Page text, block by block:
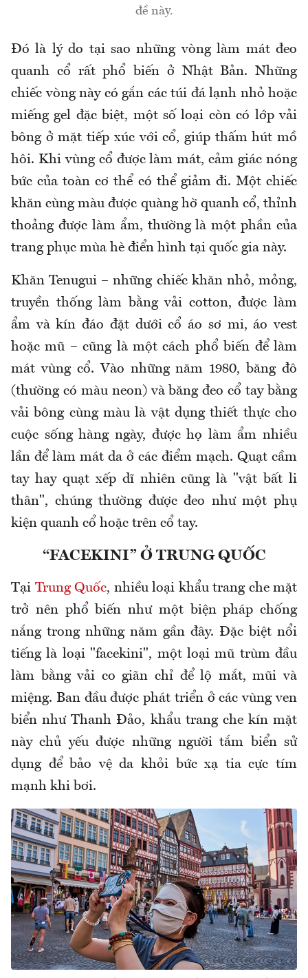
đề này.
Đó là lý do tại sao những vòng làm mát đeo
quanh cổ rất phổ biến ở Nhật Bản. Những
chiếc vòng này có gắn các túi đá lạnh nhỏ hoặc
miếng gel đặc biệt, một số loại còn có lớp vải
bông ở mặt tiếp xúc với cổ, giúp thấm hút mồ
hôi. Khi vùng cổ được làm mát, cảm giác nóng
bức của toàn cơ thể có thể giảm đi. Một chiếc
khăn cùng màu được quàng hờ quanh cổ, thỉnh
thoảng được làm ẩm, thường là một phần của
trang phục mùa hè điển hình tại quốc gia này.
Khăn Tenugui – những chiếc khăn nhỏ, mỏng,
truyền thống làm bằng vải cotton, được làm
ẩm và kín đáo đặt dưới cổ áo sơ mi, áo vest
hoặc mũ – cũng là một cách phổ biến để làm
mát vùng cổ. Vào những năm 1980, băng đô
(thường có màu neon) và băng đeo cổ tay bằng
vải bông cùng màu là vật dụng thiết thực cho
cuộc sống hàng ngày, được họ làm ẩm nhiều
lần để làm mát da ở các điểm mạch. Quạt cầm
tay hay quạt xếp dĩ nhiên cũng là "vật bất li
thân", chúng thường được đeo như một phụ
kiện quanh cổ hoặc trên cổ tay.
“FACEKINI” Ở TRUNG QUỐC
Tại Trung Quốc, nhiều loại khẩu trang che mặt
trở nên phổ biến như một biện pháp chống
nắng trong những năm gần đây. Đặc biệt nổi
tiếng là loại "facekini", một loại mũ trùm đầu
làm bằng vải co giãn chỉ để lộ mắt, mũi và
miệng. Ban đầu được phát triển ở các vùng ven
biển như Thanh Đảo, khẩu trang che kín mặt
này chủ yếu được những người tắm biển sử
dụng để bảo vệ da khỏi bức xạ tia cực tím
mạnh khi bơi.